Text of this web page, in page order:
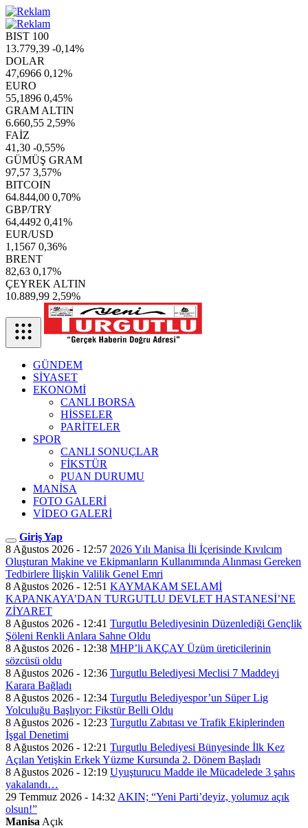
BIST 100
13.779,39 -0,14%
DOLAR
47,6966 0,12%
EURO
55,1896 0,45%
GRAM ALTIN
6.660,55 2,59%
FAİZ
41,30 -0,55%
GÜMÜŞ GRAM
97,57 3,57%
BITCOIN
64.844,00 0,70%
GBP/TRY
64,4492 0,41%
EUR/USD
1,1567 0,36%
BRENT
82,63 0,17%
ÇEYREK ALTIN
10.889,99 2,59%
GÜNDEM
SİYASET
EKONOMİ
CANLI BORSA
HİSSELER
PARİTELER
SPOR
CANLI SONUÇLAR
FİKSTÜR
PUAN DURUMU
MANİSA
FOTO GALERİ
VİDEO GALERİ
Giriş Yap
8 Ağustos 2026 - 12:57 2026 Yılı Manisa İli İçerisinde Kıvılcım
Oluşturan Makine ve Ekipmanların Kullanımında Alınması Gereken
Tedbirlere İlişkin Valilik Genel Emri
8 Ağustos 2026 - 12:51 KAYMAKAM SELAMİ
KAPANKAYA’DAN TURGUTLU DEVLET HASTANESİ’NE
ZİYARET
8 Ağustos 2026 - 12:41 Turgutlu Belediyesinin Düzenlediği Gençlik
Şöleni Renkli Anlara Sahne Oldu
8 Ağustos 2026 - 12:38 MHP’li AKÇAY Üzüm üreticilerinin
sözcüsü oldu
8 Ağustos 2026 - 12:36 Turgutlu Belediyesi Meclisi 7 Maddeyi
Karara Bağladı
8 Ağustos 2026 - 12:34 Turgutlu Belediyespor’un Süper Lig
Yolculuğu Başlıyor: Fikstür Belli Oldu
8 Ağustos 2026 - 12:23 Turgutlu Zabıtası ve Trafik Ekiplerinden
İşgal Denetimi
8 Ağustos 2026 - 12:21 Turgutlu Belediyesi Bünyesinde İlk Kez
Açılan Yetişkin Erkek Yüzme Kursunda 2. Dönem Başladı
8 Ağustos 2026 - 12:19 Uyuşturucu Madde ile Mücadelede 3 şahıs
yakalandı…
29 Temmuz 2026 - 14:32 AKIN; “Yeni Parti’deyiz, yolumuz açık
olsun!”
Manisa Açık